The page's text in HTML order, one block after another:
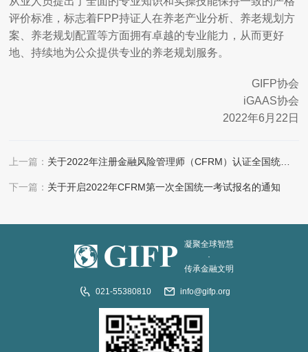
评价标准，标志着FPP持证人在养老产业分析、养老规划方
案、养老规划配置等方面拥有卓越的专业能力，从而更好
地、持续地为公众提供专业的养老规划服务。
GIFP协会
iGAAS协会
2022年6月22日
上一篇：
下一篇： 关于开启2022年CFRM第一次全国统一考试报名的通知
凝聚全球智慧
·
传承金融文明
021-55380810 info@gifp.org